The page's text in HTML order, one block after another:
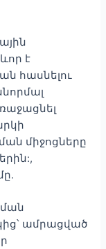
է
հասնելու
միջոցները
ամրացված